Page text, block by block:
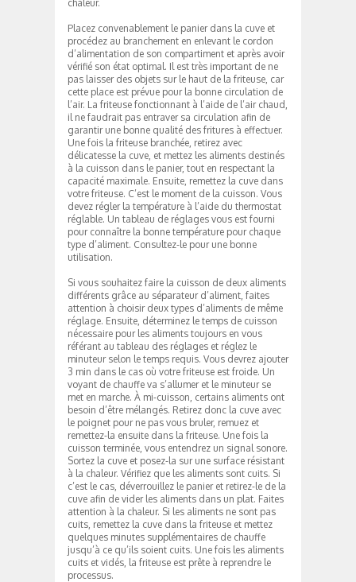
chaleur.
Placez convenablement le panier dans la cuve et
procédez au branchement en enlevant le cordon
d’alimentation de son compartiment et après avoir
vérifié son état optimal. Il est très important de ne
pas laisser des objets sur le haut de la friteuse, car
cette place est prévue pour la bonne circulation de
l’air. La friteuse fonctionnant à l’aide de l’air chaud,
il ne faudrait pas entraver sa circulation afin de
garantir une bonne qualité des fritures à effectuer.
Une fois la friteuse branchée, retirez avec
délicatesse la cuve, et mettez les aliments destinés
à la cuisson dans le panier, tout en respectant la
capacité maximale. Ensuite, remettez la cuve dans
votre friteuse. C’est le moment de la cuisson. Vous
devez régler la température à l’aide du thermostat
réglable. Un tableau de réglages vous est fourni
pour connaître la bonne température pour chaque
type d’aliment. Consultez-le pour une bonne
utilisation.
Si vous souhaitez faire la cuisson de deux aliments
différents grâce au séparateur d’aliment, faites
attention à choisir deux types d’aliments de même
réglage. Ensuite, déterminez le temps de cuisson
nécessaire pour les aliments toujours en vous
référant au tableau des réglages et réglez le
minuteur selon le temps requis. Vous devrez ajouter
3 min dans le cas où votre friteuse est froide. Un
voyant de chauffe va s’allumer et le minuteur se
met en marche. À mi-cuisson, certains aliments ont
besoin d’être mélangés. Retirez donc la cuve avec
le poignet pour ne pas vous bruler, remuez et
remettez-la ensuite dans la friteuse. Une fois la
cuisson terminée, vous entendrez un signal sonore.
Sortez la cuve et posez-la sur une surface résistant
à la chaleur. Vérifiez que les aliments sont cuits. Si
c’est le cas, déverrouillez le panier et retirez-le de la
cuve afin de vider les aliments dans un plat. Faites
attention à la chaleur. Si les aliments ne sont pas
cuits, remettez la cuve dans la friteuse et mettez
quelques minutes supplémentaires de chauffe
jusqu’à ce qu’ils soient cuits. Une fois les aliments
cuits et vidés, la friteuse est prête à reprendre le
processus.